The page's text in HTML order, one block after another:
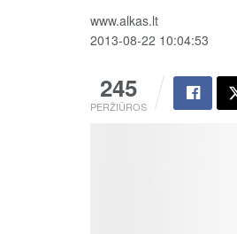
www.alkas.lt
2013-08-22 10:04:53
245
PERŽIŪROS